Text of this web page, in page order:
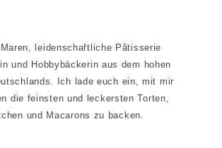
leidenschaftliche Pâtisserie
und Hobbybäckerin aus dem hohen
Ich lade euch ein, mit mir
die feinsten und leckersten Torten,
und Macarons zu backen.